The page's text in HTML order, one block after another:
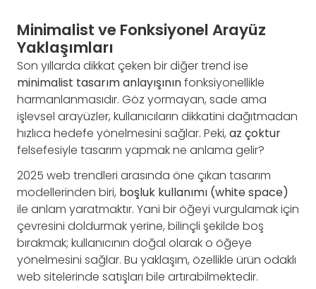
Minimalist ve Fonksiyonel Arayüz
Yaklaşımları
Son yıllarda dikkat çeken bir diğer trend ise
minimalist tasarım anlayışınınfonksiyonellikle
harmanlanmasıdır. Göz yormayan, sade ama
işlevsel arayüzler, kullanıcıların dikkatini dağıtmadan
hızlıca hedefe yönelmesini sağlar. Peki, az çoktur
felsefesiyle tasarım yapmak ne anlama gelir?
2025 web trendleri arasında öne çıkan tasarım
modellerinden biri, boşluk kullanımı (white space)
ile anlam yaratmaktır. Yani bir öğeyi vurgulamak için
çevresini doldurmak yerine, bilinçli şekilde boş
bırakmak; kullanıcının doğal olarak o öğeye
yönelmesini sağlar. Bu yaklaşım, özellikle ürün odaklı
web sitelerinde satışları bile artırabilmektedir.